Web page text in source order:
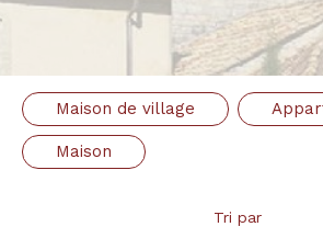
Maison de village
Maison
Tri par
Location
Type
de
bien
Type de bien